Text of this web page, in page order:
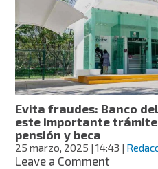
últimos
días
de
registro
en
agosto
2025
Evita fraudes: Banco
este importante
pensión y beca
25 marzo, 2025 | 14:43 |
Leave a Commenton